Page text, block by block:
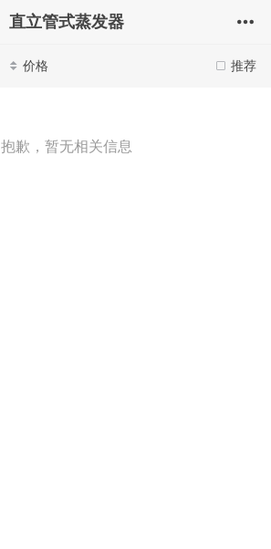
直立管式蒸发器
推荐
价格
抱歉，暂无相关信息